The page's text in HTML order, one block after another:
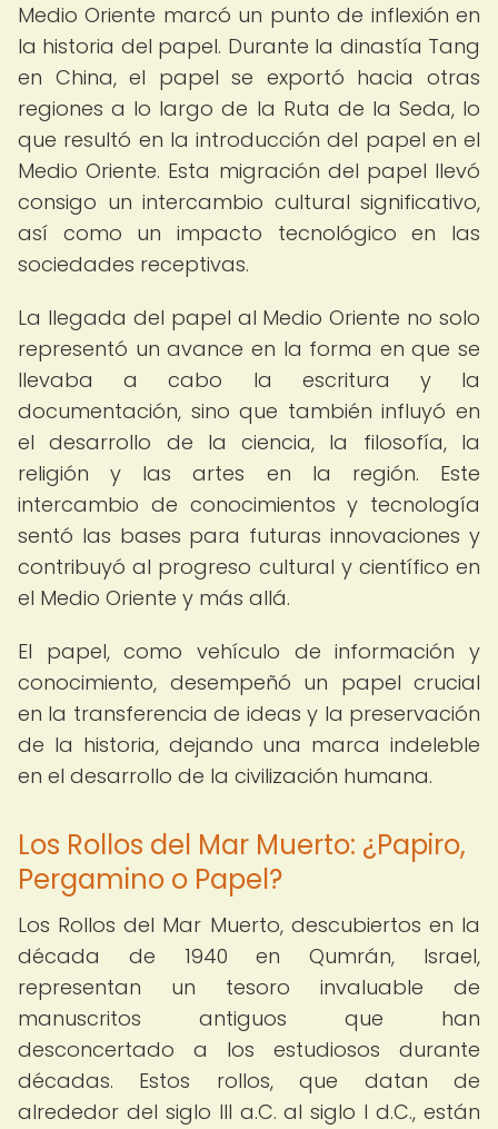
Medio Oriente marcó un punto de inflexión en
la historia del papel. Durante la dinastía Tang
en China, el papel se exportó hacia otras
regiones a lo largo de la Ruta de la Seda, lo
que resultó en la introducción del papel en el
Medio Oriente. Esta migración del papel llevó
consigo un intercambio cultural significativo,
así como un impacto tecnológico en las
sociedades receptivas.
La llegada del papel al Medio Oriente no solo
representó un avance en la forma en que se
llevaba a cabo la escritura y la
documentación, sino que también influyó en
el desarrollo de la ciencia, la filosofía, la
religión y las artes en la región. Este
intercambio de conocimientos y tecnología
sentó las bases para futuras innovaciones y
contribuyó al progreso cultural y científico en
el Medio Oriente y más allá.
El papel, como vehículo de información y
conocimiento, desempeñó un papel crucial
en la transferencia de ideas y la preservación
de la historia, dejando una marca indeleble
en el desarrollo de la civilización humana.
Los Rollos del Mar Muerto: ¿Papiro,
Pergamino o Papel?
Los Rollos del Mar Muerto, descubiertos en la
década de 1940 en Qumrán, Israel,
representan un tesoro invaluable de
manuscritos antiguos que han
desconcertado a los estudiosos durante
décadas. Estos rollos, que datan de
alrededor del siglo III a.C. al siglo I d.C., están